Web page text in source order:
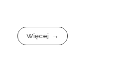
Więcej